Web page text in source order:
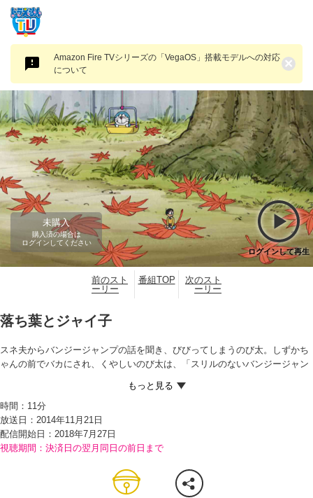
Amazon Fire TVシリーズの「VegaOS」搭載モデルへの対応
について
×
未購入
購入済の場合は
ログインしてください
ログインして再生
前のスト
ーリー
番組TOP
次のスト
ーリー
落ち葉とジャイ子
スネ夫からバンジージャンプの話を聞き、びびってしまうのび太。しずかち
ゃんの前でバカにされ、くやしいのび太は、「スリルのないバンジージャン
トンネル』。さっそくガリバートンネルで小さくなった二人は、『即席（そ
くせき）エレベーター』で木の枝まで上る。そこでドラえもんは『落ち葉ン
ジー』を取り出す。これを腰に巻くと木の葉の上に乗ることができ、葉っぱ
と共に風に吹かれて舞うように落ちていく感覚を味わうことができるのだ。
「これなら怖くない！」とよろこんだのび太はみんなを誘うが、ジャイアン
「窓から見える木の葉っぱが全て落ちたら、私の命も終わるんだわ」と言い
出すジャイ子。ところが、それを知らないのび太たちは、病院の庭の大きな
時間： 11分
放送日：2014年11月21日
配信開始日： 2018年7月27日
視聴期間：決済日の翌月同日の前日まで